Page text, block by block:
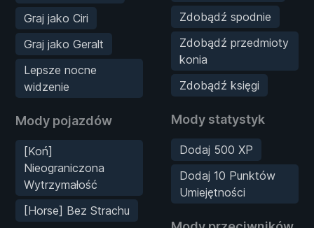
Graj jako Ciri
Graj jako Geralt
Lepsze nocne
widzenie
Mody pojazdów
[Koń]
Nieograniczona
Wytrzymałość
[Horse] Bez Strachu
Zdobądź spodnie
Zdobądź przedmioty
konia
Zdobądź księgi
Mody statystyk
Dodaj 500 XP
Dodaj 10 Punktów
Umiejętności